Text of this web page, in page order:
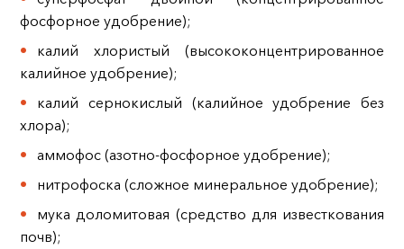
фосфорное удобрение);
калий хлористый (высококонцентрированное
калийное удобрение);
калий сернокислый (калийное удобрение без
хлора);
аммофос (азотно‑фосфорное удобрение);
нитрофоска (сложное минеральное удобрение);
мука доломитовая (средство для известкования
почв);